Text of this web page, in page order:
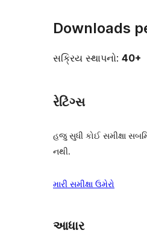
Downloads
સક્રિય સ્થાપનો: 40+
રેટિંગ્સ
હજુ સુધી કોઈ સમીક્ષા
નથી.
મારી સમીક્ષા ઉમેરો
આધાર